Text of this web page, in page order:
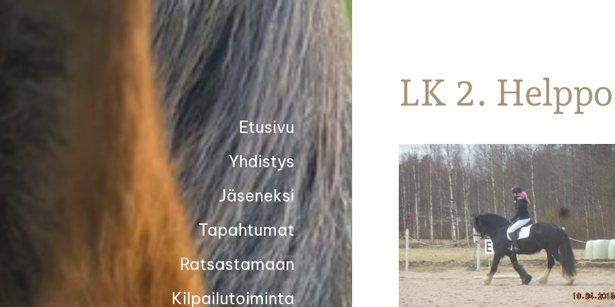
Parkanon Ratsastajat
Etusivu
Yhdistys
Jäseneksi
Tapahtumat
Ratsastamaan
Kilpailutoiminta
LK 2.